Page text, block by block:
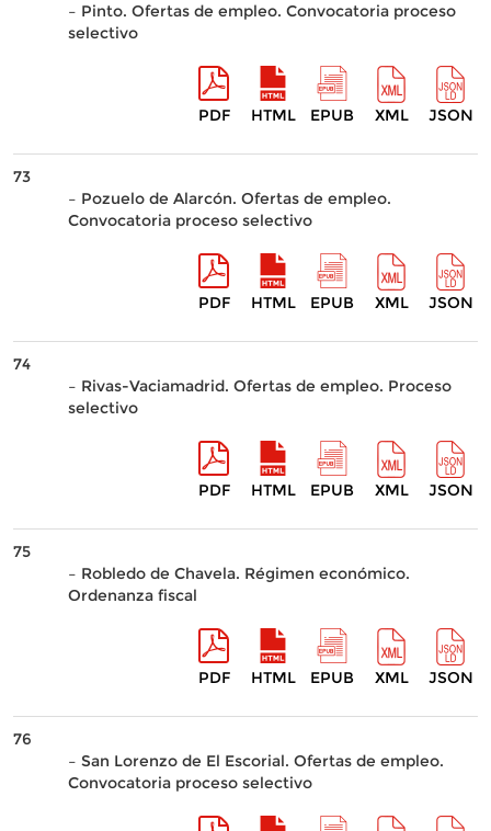
– Pinto. Ofertas de empleo. Convocatoria proceso
selectivo
PDF HTML EPUB XML JSON
73
– Pozuelo de Alarcón. Ofertas de empleo.
Convocatoria proceso selectivo
PDF HTML EPUB XML JSON
74
– Rivas-Vaciamadrid. Ofertas de empleo. Proceso
selectivo
PDF HTML EPUB XML JSON
75
– Robledo de Chavela. Régimen económico.
Ordenanza fiscal
PDF HTML EPUB XML JSON
76
– San Lorenzo de El Escorial. Ofertas de empleo.
Convocatoria proceso selectivo